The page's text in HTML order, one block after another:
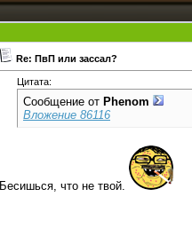
Re: ПвП или зассал?
Цитата:
Сообщение от Phenom
Вложение 86116
Бесишься, что не твой.